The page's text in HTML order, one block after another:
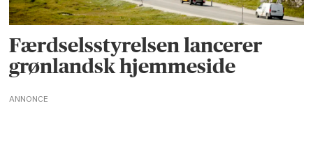
Færdselsstyrelsen lancerer
grønlandsk hjemmeside
ANNONCE